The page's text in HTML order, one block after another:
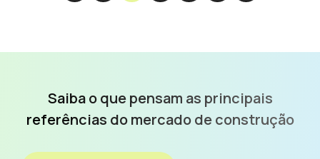
Saiba o que pensam as principais
referências domercado de construção